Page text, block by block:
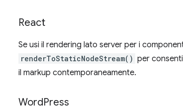
React
Se usi il rendering lato server per i
renderToStaticNodeStream() per
il markup contemporaneamente.
WordPress